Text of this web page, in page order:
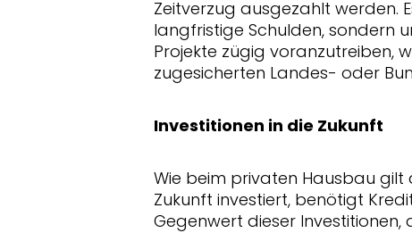
Zeitverzug ausgezahlt werden.
langfristige Schulden, sondern
Projekte zügig voranzutreiben,
zugesicherten Landes- oder
Investitionen in die Zukunft
Wie beim privaten Hausbau gilt
Zukunft investiert, benötigt
Gegenwert dieser